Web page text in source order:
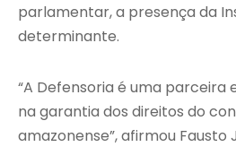
parlamentar, a presença da
determinante.
“A Defensoria é uma
na garantia dos direitos do
amazonense”, afirmou Fausto